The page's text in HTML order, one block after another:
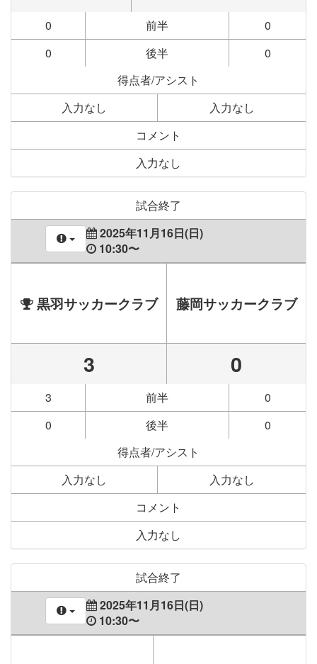
0 前半
0
0
後半
0
得点者/アシスト
入力なし
入力なし
コメント
入力なし
試合終了
2025年11月16日(日)
10:30〜
黒羽サッカークラブ 藤岡サッカークラブ
3 0
3 前半
0
0
後半
0
得点者/アシスト
入力なし
入力なし
コメント
入力なし
試合終了
2025年11月16日(日)
10:30〜